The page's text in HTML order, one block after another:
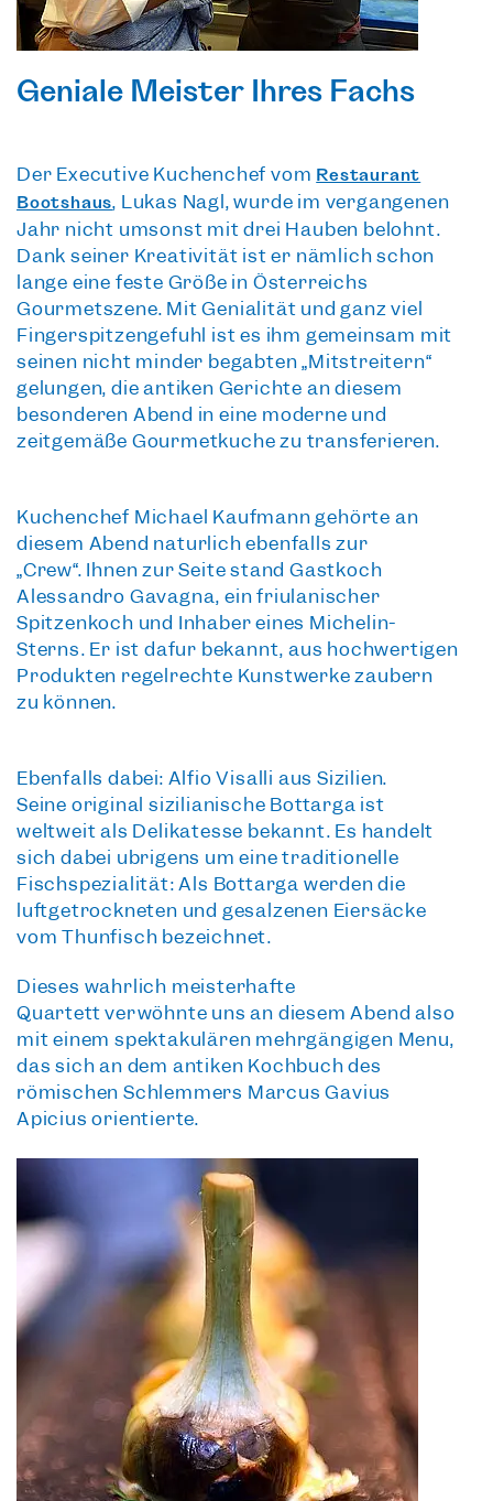
Geniale Meister Ihres Fachs
Der Executive Küchenchef vom Restaurant
Bootshaus, Lukas Nagl, wurde im vergangenen
Jahr nicht umsonst mitdrei Hauben belohnt.
Dank seiner Kreativität ist er nämlich schon
lange eine feste Größe in Österreichs
Gourmetszene. Mit Genialität und ganz viel
Fingerspitzengefühl ist es ihm gemeinsam mit
seinen nicht minder begabten „Mitstreitern“
gelungen, die antiken Gerichte an diesem
besonderen Abend in eine moderne und
zeitgemäße Gourmetküche zu transferieren.
Küchenchef Michael Kaufmanngehörte an
diesem Abend natürlich ebenfalls zur
„Crew“. Ihnen zur Seite stand Gastkoch
Alessandro Gavagna, ein friulanischer
Spitzenkoch und Inhaber eines Michelin-
Sterns. Er ist dafür bekannt, aus hochwertigen
Produkten regelrechte Kunstwerke zaubern
zu können.
Ebenfalls dabei: Alfio Visalli aus Sizilien.
Seine original sizilianische Bottarga ist
weltweit als Delikatesse bekannt. Es handelt
sich dabei übrigens um eine traditionelle
Fischspezialität: Als Bottarga werden die
luftgetrockneten und gesalzenen Eiersäcke
vom Thunfisch bezeichnet.
Dieses wahrlich meisterhafte
Quartettverwöhnte uns an diesem Abend also
mit einem spektakulären mehrgängigen Menü,
das sich an dem antiken Kochbuch des
römischen Schlemmers Marcus Gavius
Apicius orientierte.